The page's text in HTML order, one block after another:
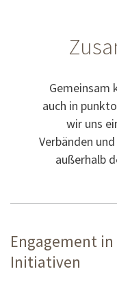
Gemeinsam
auch in
wir uns
Verbänden
außerhalb
Engagement
Initiativen